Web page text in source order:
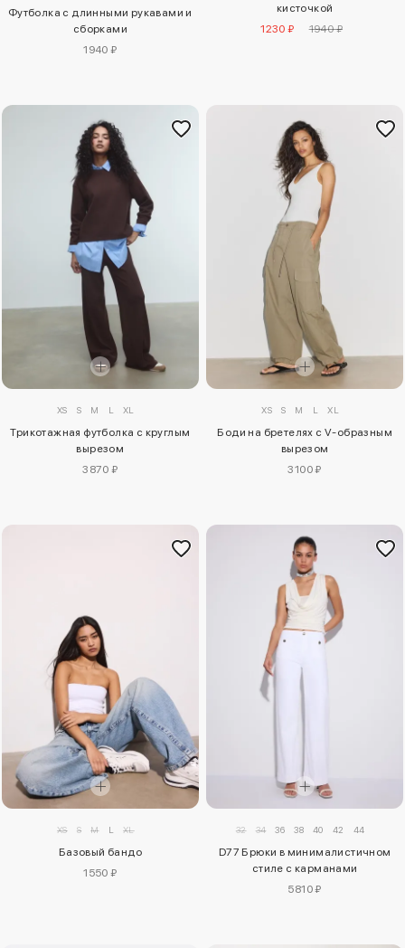
Футболка с длинными рукавами и
сборками
1940 ₽
кисточкой
1230 ₽
1940 ₽
XS S M L XL
Трикотажная футболка с круглым
вырезом
3870 ₽
XS S M L XL
Боди на бретелях с V-образным
вырезом
3100 ₽
XS S M L XL
Базовый бандо
1550 ₽
32 34 36 38 40 42 44
D77 Брюки в минималистичном
стиле с карманами
5810 ₽